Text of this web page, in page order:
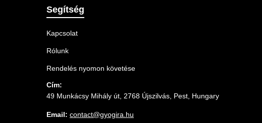
Segítség
Kapcsolat
Rólunk
Rendelés nyomon követése
Cím:
49 Munkácsy Mihály út, 2768 Újszilvás, Pest, Hungary
Email: contact@gyogira.hu